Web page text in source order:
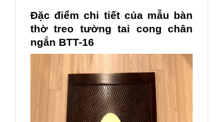
Đặc điểm chi tiết của mẫu bàn
thờ treo tường tai cong chân
ngắn BTT-16